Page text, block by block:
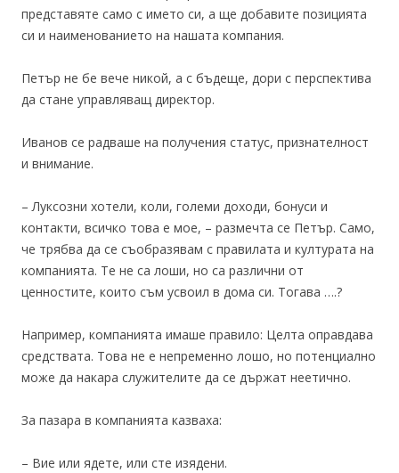
представяте само с името си, а ще добавите позицията
си и наименованието на нашата компания.
Петър не бе вече никой, а с бъдеще, дори с перспектива
да стане управляващ директор.
Иванов се радваше на получения статус, признателност
и внимание.
– Луксозни хотели, коли, големи доходи, бонуси и
контакти, всичко това е мое, – размечта се Петър. Само,
че трябва да се съобразявам с правилата и културата на
компанията. Те не са лоши, но са различни от
ценностите, които съм усвоил в дома си. Тогава ….?
Например, компанията имаше правило: Целта оправдава
средствата. Това не е непременно лошо, но потенциално
може да накара служителите да се държат неетично.
За пазара в компанията казваха:
– Вие или ядете, или сте изядени.